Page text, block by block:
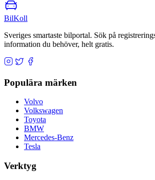
BilKoll
Sveriges smartaste bilportal. Sök på
information du behöver, helt gratis.
Populära märken
Volvo
Volkswagen
Toyota
BMW
Mercedes-Benz
Tesla
Verktyg